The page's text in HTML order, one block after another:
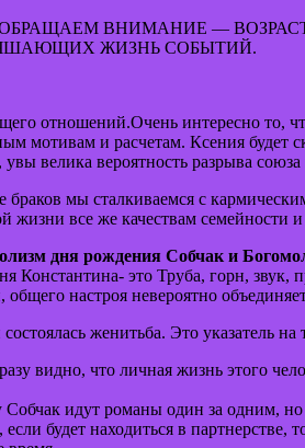
ВНИМАНИЕ —
ЖИЗНЬ СОБЫТИЙ.
отношений.Очень интересно то,
мотивам и расчетам. Ксения будет
велика вероятность разрыва
браков мы сталкиваемся с
жизни все же качествам семейности
дня рождения Собчак и
Константина- это Труба, горн,
настроя невероятно
женитьба. Это указатель
видно, что личная жизнь этого
Собчак идут романы один за одним,
будет находиться в партнерстве,